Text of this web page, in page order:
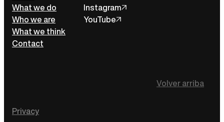
What we do
Who we are
What we think
Contact
Instagram
YouTube
Volver arriba
Privacy